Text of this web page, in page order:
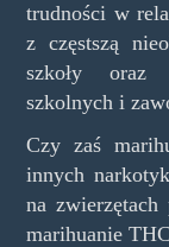
trudności w
z częstszą
szkoły oraz
szkolnych i
Czy zaś
innych
na zwierzętach
marihuanie